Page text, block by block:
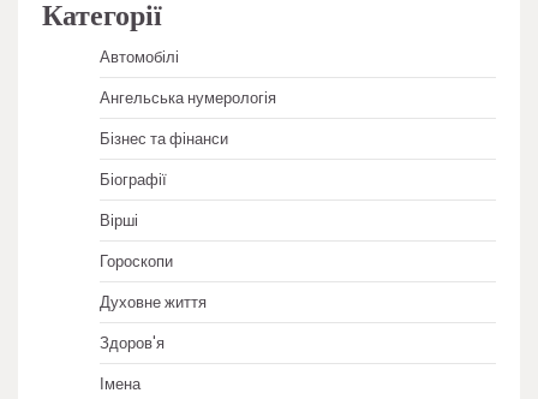
Категорії
Автомобілі
Ангельська нумерологія
Бізнес та фінанси
Біографії
Вірші
Гороскопи
Духовне життя
Здоров'я
Імена